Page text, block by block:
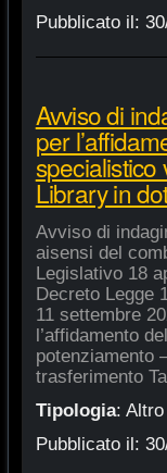
Pubblicato il:
Avviso di
per
Library in
Avviso di
aisensi del
Legislativo 18
Decreto Legge
11 settembre
l’affidamento
potenziamento
trasferimento
Tipologia: Altro
Pubblicato il: